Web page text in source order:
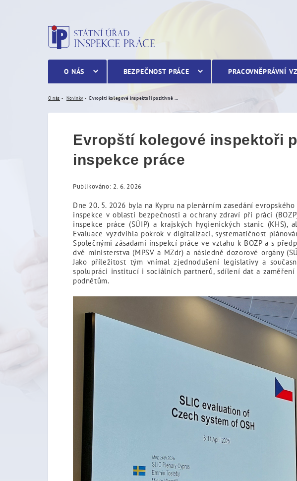
Evropští kolegové inspektoři
O NÁS BEZPEČNOST PRÁCE PRACOVNĚPRÁVNÍ
O nás Novinky
Evropští kolegové inspektoři
inspekce práce
Publikováno: 2. 6. 2026
Dne 20. 5. 2026 byla na Kypru na plenárním zasedání
inspekce v oblasti bezpečnosti a ochrany zdraví při práci
inspekce práce (SÚIP) a krajských hygienických stanic
Evaluace vyzdvihla pokrok v digitalizaci, systematičnost
Společnými zásadami inspekcí práce ve vztahu k BOZP a s
dvě ministerstva (MPSV a MZdr) a následně dozorové orgány
Jako příležitost tým vnímal zjednodušení legislativy a
spolupráci institucí i sociálních partnerů, sdílení dat a
podnětům.